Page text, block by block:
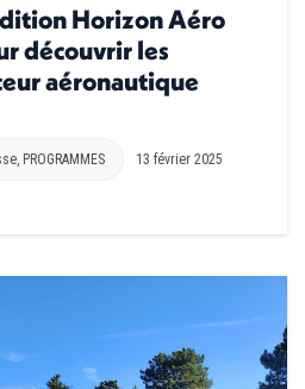
Horizon Aéro
découvrir les
aéronautique
, PROGRAMMES 13 février 2025